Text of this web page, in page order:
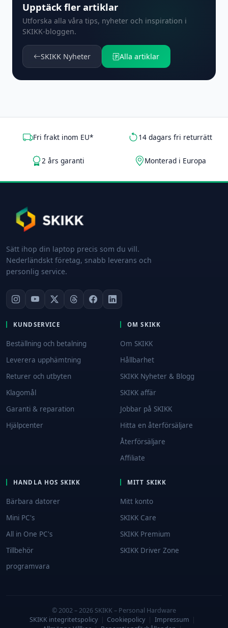
Upptäck fler artiklar
Utforska alla våra tips, nyheter och inspiration i
SKIKK-bloggen.
SKIKK Nyheter Alla artiklar
Fri frakt inom EU* 14 dagars fri returrätt
2 års garanti Monterad i Europa
Sätt ihop din laptop precis som du vill.
Nederländskt företag, snabb leverans och
personlig service.
KUNDSERVICE
Beställning och betalning
Leverera upphämtning
Returer och utbyten
Klagomål
Garanti & reparation
Hjälpcenter
OM SKIKK
Om SKIKK
Hållbarhet
SKIKK Nyheter & Blogg
SKIKK affär
Jobbar på SKIKK
Hitta en återförsäljare
Återförsäljare
Affiliate
HANDLA HOS SKIKK
Bärbara datorer
Mini PC's
All in One PC's
Tillbehör
programvara
MITT SKIKK
Mitt konto
SKIKK Care
SKIKK Premium
SKIKK Driver Zone
© 2002 – 2026 SKIKK – Personal Hardware
SKIKK integritetspolicy
Cookiepolicy Impressum